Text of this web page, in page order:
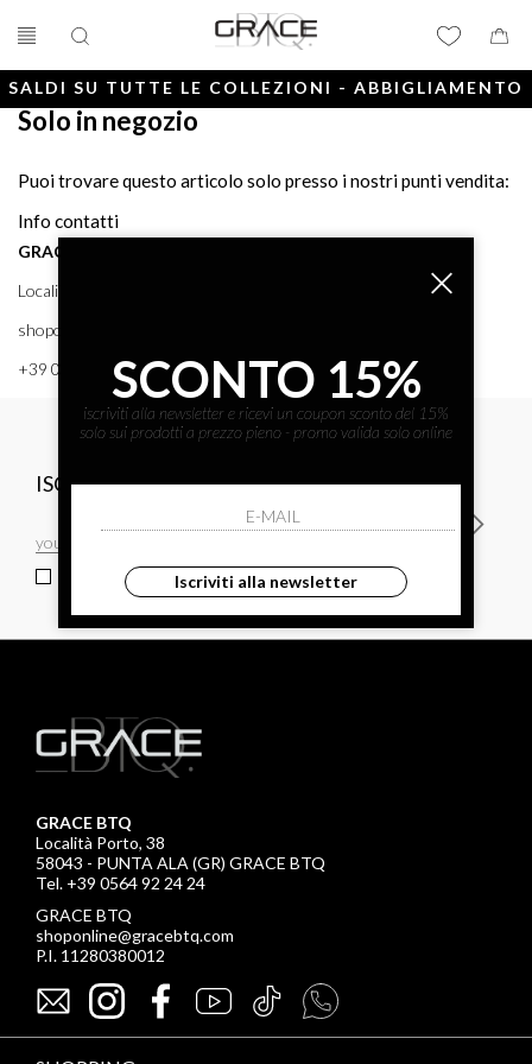
SALDI SU TUTTE LE COLLEZIONI - ABBIGLIAMENTO
Solo in negozio
Puoi trovare questo articolo solo presso i nostri punti vendita:
Info contatti
GRACE BTQ
Località Porto, 38 58043 - PUNTA ALA (GR) GRACE BTQ
shoponline@gracebtq.com
+39 0564 92 24 24
ISCRIVITI ALLA NEWSLETTER
ho letto ed accettato le condizioni sulla privacy.
GRACE BTQ
Località Porto, 38
58043 - PUNTA ALA (GR) GRACE BTQ
Tel. +39 0564 92 24 24
GRACE BTQ
shoponline@gracebtq.com
P.I. 11280380012
SCONTO 15%
iscriviti alla newsletter e ricevi un coupon sconto del 15%
solo sui prodotti a prezzo pieno - promo valida solo online
Iscriviti alla newsletter